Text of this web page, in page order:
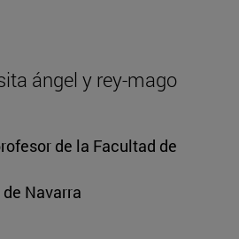
ángel y rey-mago
de la Facultad de
Navarra